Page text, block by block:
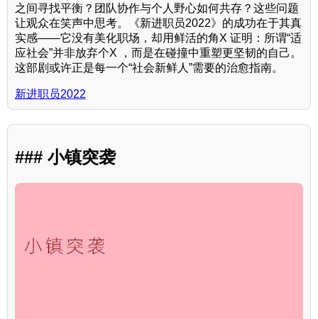
之间寻找平衡？团队协作与个人野心如何共存？这些问题
让观众在笑声中思考。《新进职员2022》的成功在于其真
实感——它没有美化职场，却用鲜活的角X 证明：所谓“适
应社会”并非放弃个X ，而是在碰撞中重塑更坚韧的自己。
这部剧或许正是每一个“社会新鲜人”需要的治愈指南。
新进职员2022
### 小镇突袭